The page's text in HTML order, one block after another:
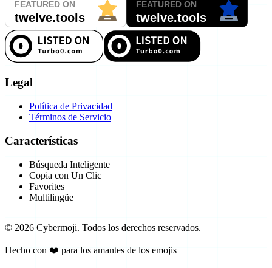
Legal
Política de Privacidad
Términos de Servicio
Características
Búsqueda Inteligente
Copia con Un Clic
Favorites
Multilingüe
© 2026 Cybermoji. Todos los derechos reservados.
Hecho con ❤️ para los amantes de los emojis